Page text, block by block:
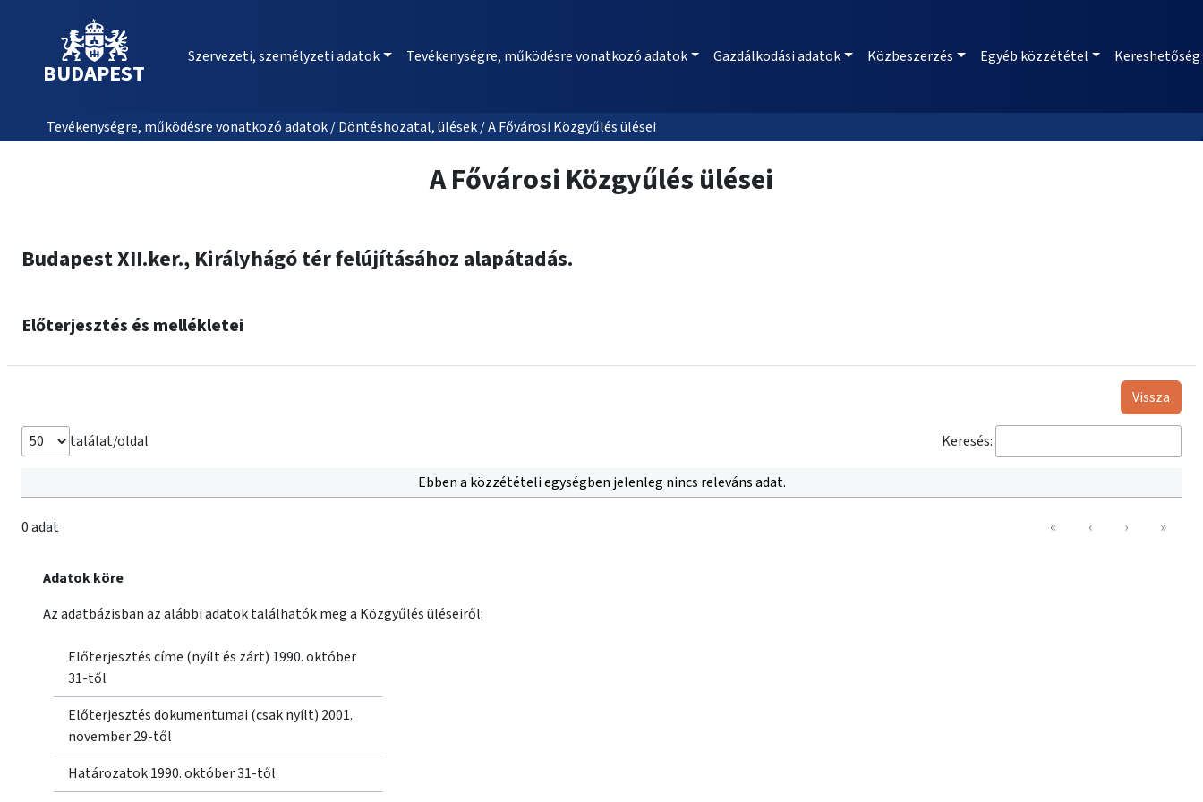
BUDAPEST
Szervezeti, személyzeti adatok Tevékenységre, működésre vonatkozó adatok Gazdálkodási adatok Közbeszerzés Egyéb közzététel Kereshetőség
Tevékenységre, működésre vonatkozó adatok / Döntéshozatal, ülések / A Fővárosi Közgyűlés ülései
A Fővárosi Közgyűlés ülései
Budapest XII.ker., Királyhágó tér felújításához alapátadás.
Előterjesztés és mellékletei
Vissza
találat/oldal Keresés:
Ebben a közzétételi egységben jelenleg nincs releváns adat.
0 adat « ‹ › »
Adatok köre
Az adatbázisban az alábbi adatok találhatók meg a Közgyűlés üléseiről:
Előterjesztés címe (nyílt és zárt) 1990. október
31-től
Előterjesztés dokumentumai (csak nyílt) 2001.
november 29-től
Határozatok 1990. október 31-től